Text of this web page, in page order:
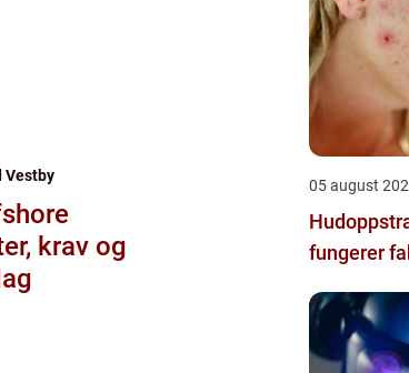
Vestby
krav og
05 august
fungerer